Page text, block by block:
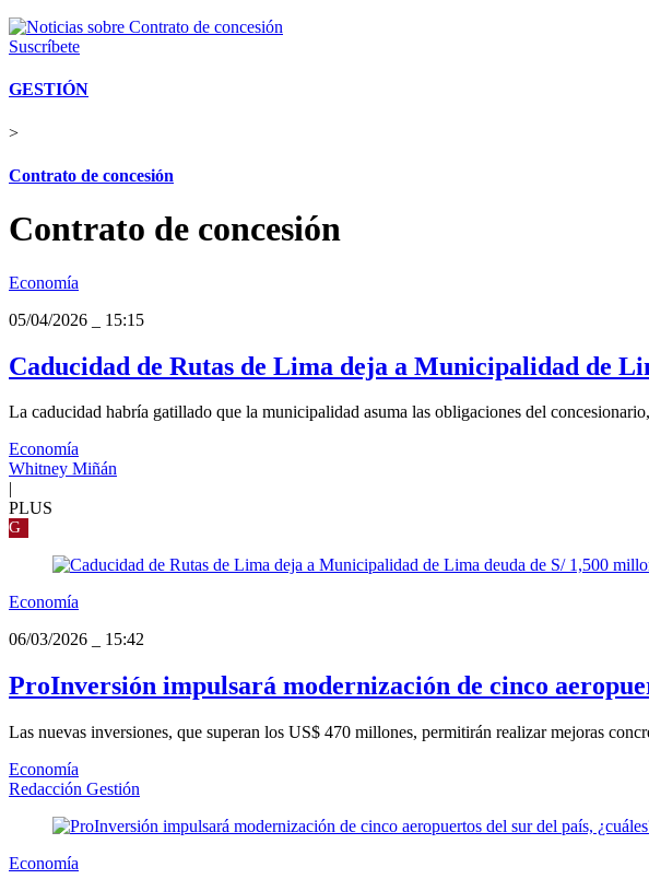
Suscríbete
GESTIÓN
>
Contrato de concesión
Contrato de concesión
Economía
05/04/2026
15:15
Caducidad de Rutas de Lima deja a Municipalidad de
La caducidad habría gatillado que la municipalidad asuma las obligaciones del
Economía
Whitney Miñán
PLUS
G
Economía
06/03/2026
15:42
ProInversión impulsará modernización de cinco
Las nuevas inversiones, que superan los US$ 470 millones, permitirán realizar mejoras
Economía
Redacción Gestión
Economía